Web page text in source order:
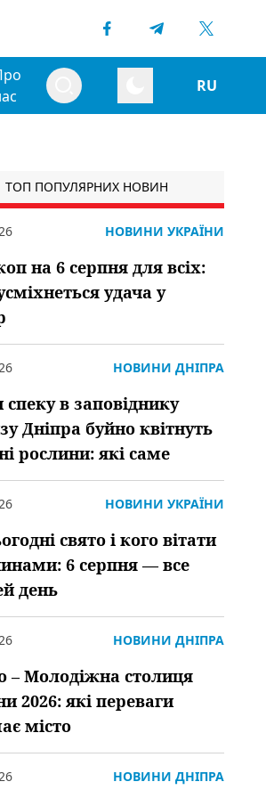
RU
ТОП ПОПУЛЯРНИХ НОВИН
НОВИНИ УКРАЇНИ
на 6 серпня для всіх:
удача у
НОВИНИ ДНІПРА
в заповіднику
Дніпра буйно квітнуть
рослини: які саме
НОВИНИ УКРАЇНИ
свято і кого вітати
6 серпня — все
день
НОВИНИ ДНІПРА
– Молодіжна столиця
2026: які переваги
місто
НОВИНИ ДНІПРА